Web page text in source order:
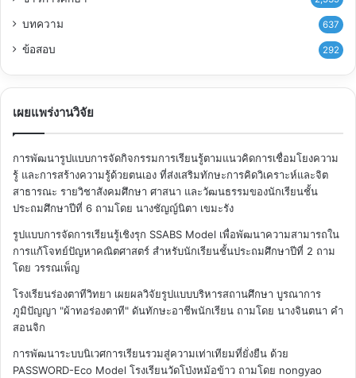
บทความ 637
ข้อสอบ 292
เผยแพร่งานวิจัย
การพัฒนารูปแบบการจัดกิจกรรมการเรียนรู้ตามแนวคิดการเชื่อมโยงความ
รู้ และการสร้างความรู้ด้วยตนเอง ที่ส่งเสริมทักษะการคิดวิเคราะห์และจิต
สาธารณะ รายวิชาสังคมศึกษา ศาสนา และวัฒนธรรมของนักเรียนชั้น
ประถมศึกษาปีที่ 6 ถามโดย นางชัญญ์นิตา เขมะรัง
รูปแบบการจัดการเรียนรู้เชิงรุก SSABS Model เพื่อพัฒนาความสามารถใน
การแก้โจทย์ปัญหาคณิตศาสตร์ สำหรับนักเรียนชั้นประถมศึกษาปีที่ 2 ถาม
โดย วรรณเพ็ญ
โรงเรียนร่องตาทีวิทยา เผยผลวิจัยรูปแบบบริหารสถานศึกษา บูรณาการ
ภูมิปัญญา "ผ้าทอร่องตาที" ดันทักษะอาชีพนักเรียน ถามโดย นางจินตนา คำ
สอนจิก
การพัฒนาระบบนิเวศการเรียนรวมสู่ความเท่าเทียมที่ยั่งยืน ด้วย
PASSWORD-Eco Model โรงเรียนวัดโป่งหม้อข้าว ถามโดย nongyao